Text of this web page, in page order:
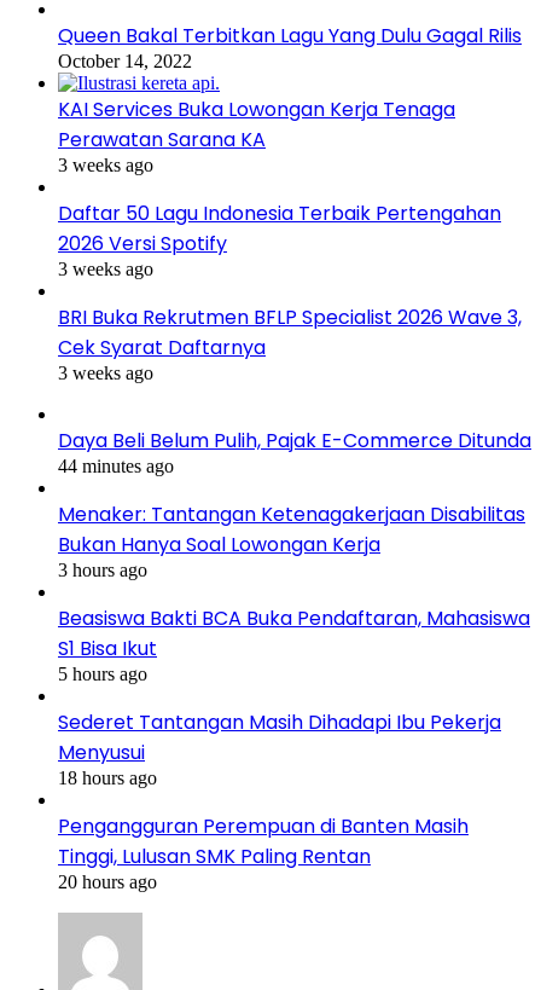
Queen Bakal Terbitkan Lagu Yang Dulu Gagal Rilis
October 14, 2022
KAI Services Buka Lowongan Kerja Tenaga
Perawatan Sarana KA
3 weeks ago
Daftar 50 Lagu Indonesia Terbaik Pertengahan
2026 Versi Spotify
3 weeks ago
BRI Buka Rekrutmen BFLP Specialist 2026 Wave 3,
Cek Syarat Daftarnya
3 weeks ago
Daya Beli Belum Pulih, Pajak E-Commerce Ditunda
44 minutes ago
Menaker: Tantangan Ketenagakerjaan Disabilitas
Bukan Hanya Soal Lowongan Kerja
3 hours ago
Beasiswa Bakti BCA Buka Pendaftaran, Mahasiswa
S1 Bisa Ikut
5 hours ago
Sederet Tantangan Masih Dihadapi Ibu Pekerja
Menyusui
18 hours ago
Pengangguran Perempuan di Banten Masih
Tinggi, Lulusan SMK Paling Rentan
20 hours ago